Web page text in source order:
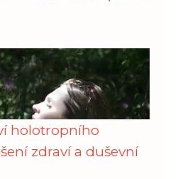
holotropního
zdraví a duševní